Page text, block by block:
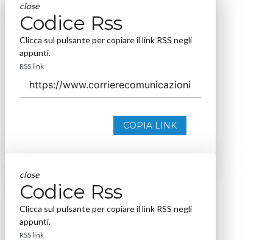
close
Codice Rss
Clicca sul pulsante per copiare il link RSS negli
appunti.
RSS link
COPIA LINK
close
Codice Rss
Clicca sul pulsante per copiare il link RSS negli
appunti.
RSS link